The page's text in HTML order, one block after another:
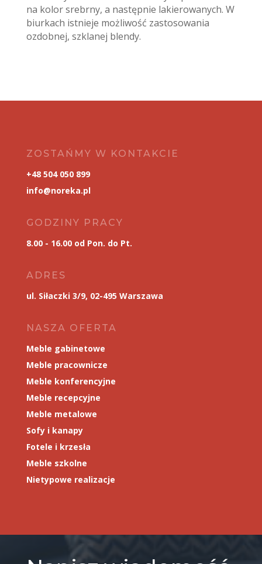
na kolor srebrny, a następnie lakierowanych. W
biurkach istnieje możliwość zastosowania
ozdobnej, szklanej blendy.
ZOSTAŃMY W KONTAKCIE
+48 504 050 899
info@noreka.pl
GODZINY PRACY
8.00 - 16.00 od Pon. do Pt.
ADRES
ul. Siłaczki 3/9, 02-495 Warszawa
NASZA OFERTA
Meble gabinetowe
Meble pracownicze
Meble konferencyjne
Meble recepcyjne
Meble metalowe
Sofy i kanapy
Fotele i krzesła
Meble szkolne
Nietypowe realizacje